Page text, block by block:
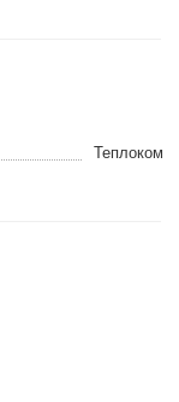
Теплоком